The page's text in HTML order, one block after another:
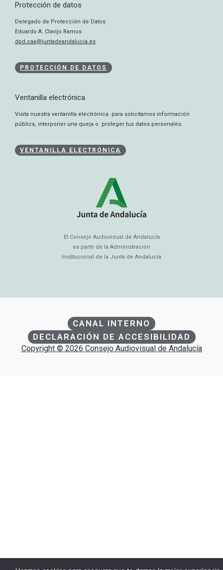
Protección de datos
Delegado de Protección de Datos
Eduardo A. Clavijo Ramos
dpd.caa@juntadeandalucia.es
PROTECCIÓN DE DATOS
Ventanilla electrónica
Visita nuestra ventanilla electrónica para solicitarnos información
pública, interponer una queja o proteger tus datos personales.
VENTANILLA ELECTRÓNICA
El Consejo Audiovisual de Andalucía
es parte de la Administración
Institucional de la Junta de Andalucía
CANAL INTERNO
DECLARACIÓN DE ACCESIBILIDAD
Copyright © 2026 Consejo Audiovisual de Andalucía